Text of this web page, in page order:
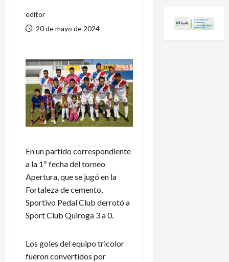
editor
20 de mayo de 2024
En un partido correspondiente
a la 1º fecha del torneo
Apertura, que se jugó en la
Fortaleza de cemento,
Sportivo Pedal Club derrotó a
Sport Club Quiroga 3 a 0.
Los goles del equipo tricolor
fueron convertidos por